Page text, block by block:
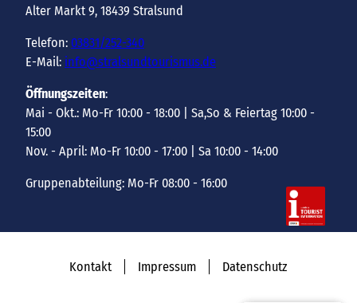
Alter Markt 9, 18439 Stralsund
Telefon: 03831/252-340
E-Mail: info@stralsundtourismus.de
Öffnungszeiten:
Mai - Okt.: Mo-Fr 10:00 - 18:00 | Sa,So & Feiertag 10:00 -
15:00
Nov. - April: Mo-Fr 10:00 - 17:00 | Sa 10:00 - 14:00
Gruppenabteilung: Mo-Fr 08:00 - 16:00
Kontakt Impressum Datenschutz